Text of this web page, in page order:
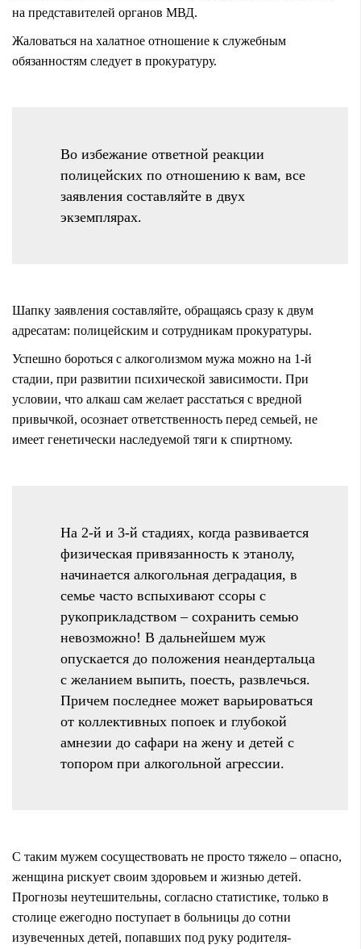
на представителей органов МВД.
Жаловаться на халатное отношение к служебным
обязанностям следует в прокуратуру.
Во избежание ответной реакции
полицейских по отношению к вам, все
заявления составляйте в двух
экземплярах.
Шапку заявления составляйте, обращаясь сразу к двум
адресатам: полицейским и сотрудникам прокуратуры.
Успешно бороться с алкоголизмом мужа можно на 1-й
стадии, при развитии психической зависимости. При
условии, что алкаш сам желает расстаться с вредной
привычкой, осознает ответственность перед семьей, не
имеет генетически наследуемой тяги к спиртному.
На 2-й и 3-й стадиях, когда развивается
физическая привязанность к этанолу,
начинается алкогольная деградация, в
семье часто вспыхивают ссоры с
рукоприкладством – сохранить семью
невозможно! В дальнейшем муж
опускается до положения неандертальца
с желанием выпить, поесть, развлечься.
Причем последнее может варьироваться
от коллективных попоек и глубокой
амнезии до сафари на жену и детей с
топором при алкогольной агрессии.
С таким мужем сосуществовать не просто тяжело – опасно,
женщина рискует своим здоровьем и жизнью детей.
Прогнозы неутешительны, согласно статистике, только в
столице ежегодно поступает в больницы до сотни
изувеченных детей, попавших под руку родителя-